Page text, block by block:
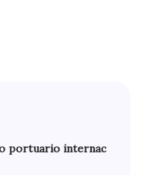
portuario internac